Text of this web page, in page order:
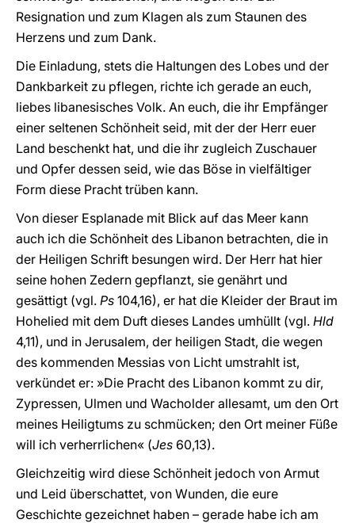
Resignation und zum Klagen als zum Staunen des
Herzens und zum Dank.
Die Einladung, stets die Haltungen des Lobes und der
Dankbarkeit zu pflegen, richte ich gerade an euch,
liebes libanesisches Volk. An euch, die ihr Empfänger
einer seltenen Schönheit seid, mit der der Herr euer
Land beschenkt hat, und die ihr zugleich Zuschauer
und Opfer dessen seid, wie das Böse in vielfältiger
Form diese Pracht trüben kann.
Von dieser Esplanade mit Blick auf das Meer kann
auch ich die Schönheit des Libanon betrachten, die in
der Heiligen Schrift besungen wird. Der Herr hat hier
seine hohen Zedern gepflanzt, sie genährt und
gesättigt (vgl. Ps 104,16), er hat die Kleider der Braut im
Hohelied mit dem Duft dieses Landes umhüllt (vgl. Hld
4,11), und in Jerusalem, der heiligen Stadt, die wegen
des kommenden Messias von Licht umstrahlt ist,
verkündet er: »Die Pracht des Libanon kommt zu dir,
Zypressen, Ulmen und Wacholder allesamt, um den Ort
meines Heiligtums zu schmücken; den Ort meiner Füße
will ich verherrlichen« (Jes 60,13).
Gleichzeitig wird diese Schönheit jedoch von Armut
und Leid überschattet, von Wunden, die eure
Geschichte gezeichnet haben – gerade habe ich am